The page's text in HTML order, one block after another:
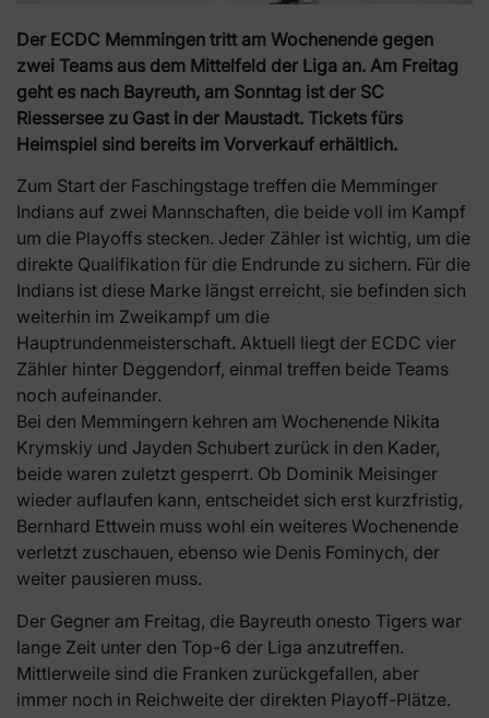
Der ECDC Memmingen tritt am Wochenende gegen
zwei Teams aus dem Mittelfeld der Liga an. Am Freitag
geht es nach Bayreuth, am Sonntag ist der SC
Riessersee zu Gast in der Maustadt. Tickets fürs
Heimspiel sind bereits im Vorverkauf erhältlich.
Zum Start der Faschingstage treffen die Memminger
Indians auf zwei Mannschaften, die beide voll im Kampf
um die Playoffs stecken. Jeder Zähler ist wichtig, um die
direkte Qualifikation für die Endrunde zu sichern. Für die
Indians ist diese Marke längst erreicht, sie befinden sich
weiterhin im Zweikampf um die
Hauptrundenmeisterschaft. Aktuell liegt der ECDC vier
Zähler hinter Deggendorf, einmal treffen beide Teams
noch aufeinander.
Bei den Memmingern kehren am Wochenende Nikita
Krymskiy und Jayden Schubert zurück in den Kader,
beide waren zuletzt gesperrt. Ob Dominik Meisinger
wieder auflaufen kann, entscheidet sich erst kurzfristig,
Bernhard Ettwein muss wohl ein weiteres Wochenende
verletzt zuschauen, ebenso wie Denis Fominych, der
weiter pausieren muss.
Der Gegner am Freitag, die Bayreuth onesto Tigers war
lange Zeit unter den Top-6 der Liga anzutreffen.
Mittlerweile sind die Franken zurückgefallen, aber
immer noch in Reichweite der direkten Playoff-Plätze.